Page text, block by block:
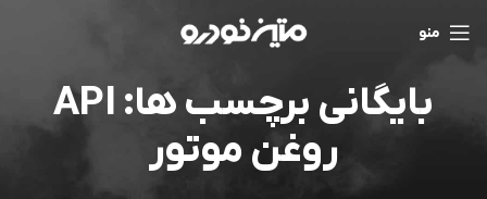
منو
بایگانی برچسب ها: API
روغن موتور